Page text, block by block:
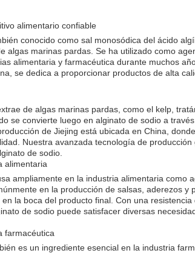
alimentario confiable
conocido como sal monosódica del ácido
algas marinas pardas. Se ha utilizado como
alimentaria y farmacéutica durante muchos
se dedica a proporcionar productos de alta
de algas marinas pardas, como el kelp,
se convierte luego en alginato de sodio a
de Jiejing está ubicada en China,
Nuestra avanzada tecnología de
de sodio.
alimentaria
ampliamente en la industria alimentaria como
en la producción de salsas, aderezos y
la boca del producto final. Con una
de sodio puede satisfacer diversas
farmacéutica
es un ingrediente esencial en la industria